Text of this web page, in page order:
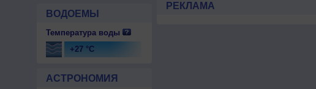
ВОДОЕМЫ
Температура воды
+27 °C
АСТРОНОМИЯ
РЕКЛАМА